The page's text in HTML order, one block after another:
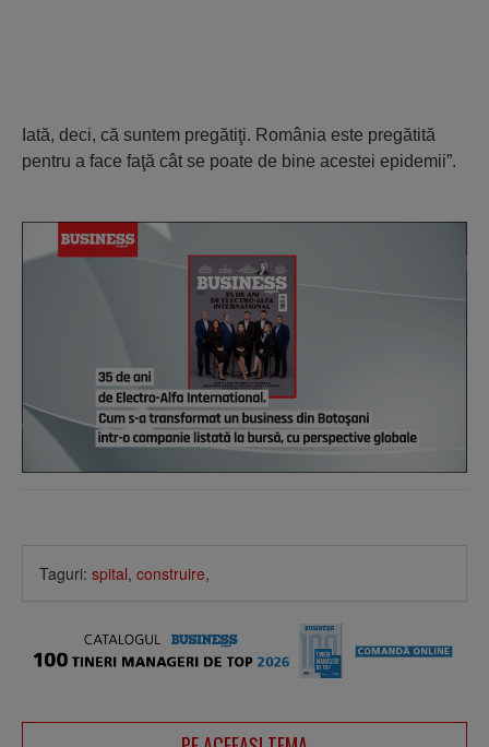
Iată, deci, că suntem pregătiţi. România este pregătită
pentru a face faţă cât se poate de bine acestei epidemii”.
Taguri: spital, construire,